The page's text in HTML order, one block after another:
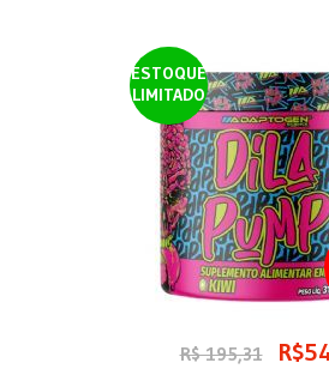
ESTOQUE
LIMITADO
R$ 195,31